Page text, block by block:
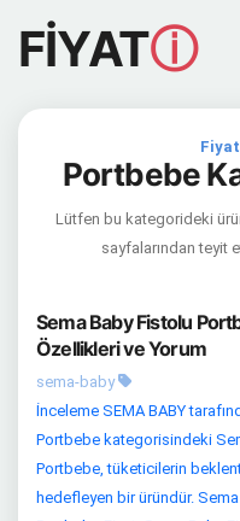
FİYATⓘ
Portbebe
Lütfen bu kategorideki
sayfalarından teyit
Sema Baby Fistolu
Özellikleri ve Yorum
sema-baby
İnceleme SEMA BABY
Portbebe kategorisindeki
Portbebe, tüketicilerin
hedefleyen bir üründür.